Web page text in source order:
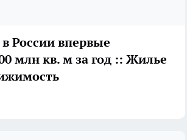
России впервые
млн кв. м за год :: Жилье